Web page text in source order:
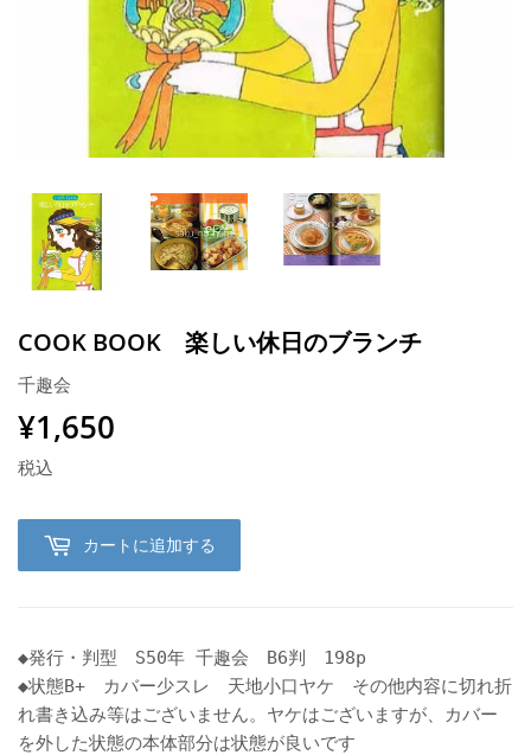
COOK BOOK 楽しい休日のブランチ
千趣会
¥1,650
税込
カートに追加する
◆発行・判型 S50年 千趣会 B6判 198p
◆状態B+ カバー少スレ 天地小口ヤケ その他内容に切れ折
れ書き込み等はございません。ヤケはございますが、カバー
を外した状態の本体部分は状態が良いです